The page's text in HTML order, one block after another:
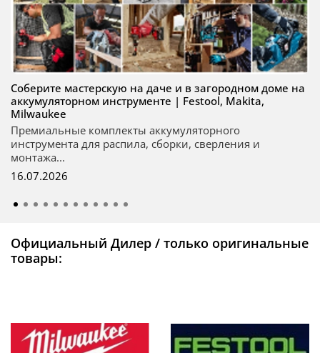
Соберите мастерскую на даче и в загородном доме на
аккумуляторном инструменте | Festool, Makita,
Milwaukee
Премиальные комплекты аккумуляторного
инструмента для распила, сборки, сверления и
монтажа...
16.07.2026
Официальный Дилер / только оригинальные
товары: